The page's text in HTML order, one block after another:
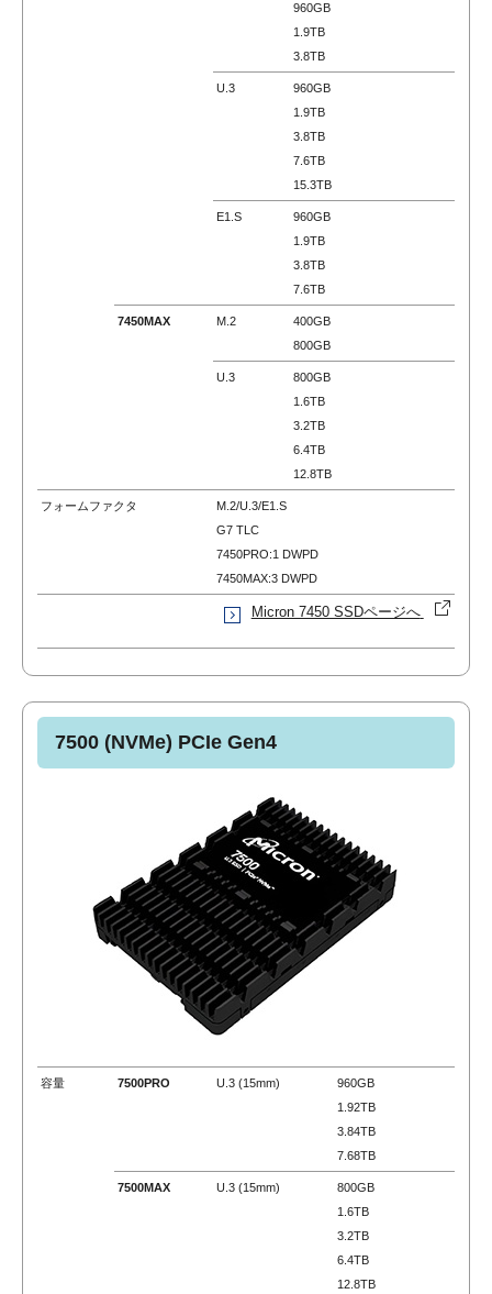
960GB
1.9TB
3.8TB
U.3
960GB
1.9TB
3.8TB
7.6TB
15.3TB
E1.S
960GB
1.9TB
3.8TB
7.6TB
7450MAX M.2
400GB
800GB
U.3
800GB
1.6TB
3.2TB
6.4TB
12.8TB
フォームファクタ
M.2/U.3/E1.S
G7 TLC
7450PRO:1 DWPD
7450MAX:3 DWPD
Micron 7450 SSDページへ
7500 (NVMe) PCIe Gen4
容量 7500PRO U.3 (15mm)
960GB
1.92TB
3.84TB
7.68TB
7500MAX U.3 (15mm)
800GB
1.6TB
3.2TB
6.4TB
12.8TB